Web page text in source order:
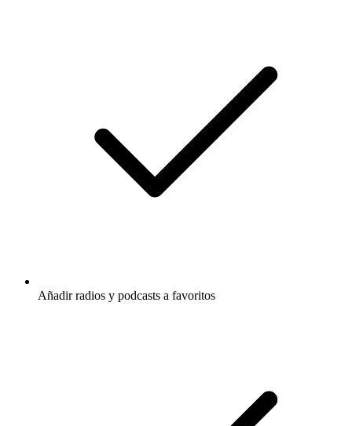
Añadir radios y podcasts a favoritos